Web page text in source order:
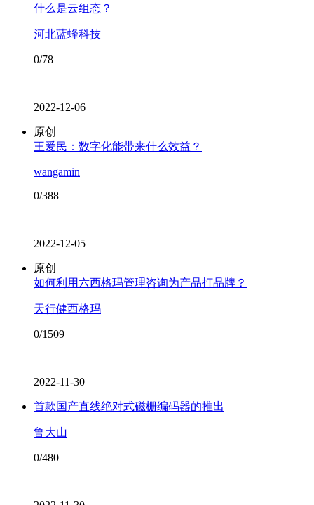
什么是云组态？
河北蓝蜂科技
0/78
2022-12-06
原创
王爱民：数字化能带来什么效益？
wangamin
0/388
2022-12-05
原创
如何利用六西格玛管理咨询为产品打品牌？
天行健西格玛
0/1509
2022-11-30
首款国产直线绝对式磁栅编码器的推出
鲁大山
0/480